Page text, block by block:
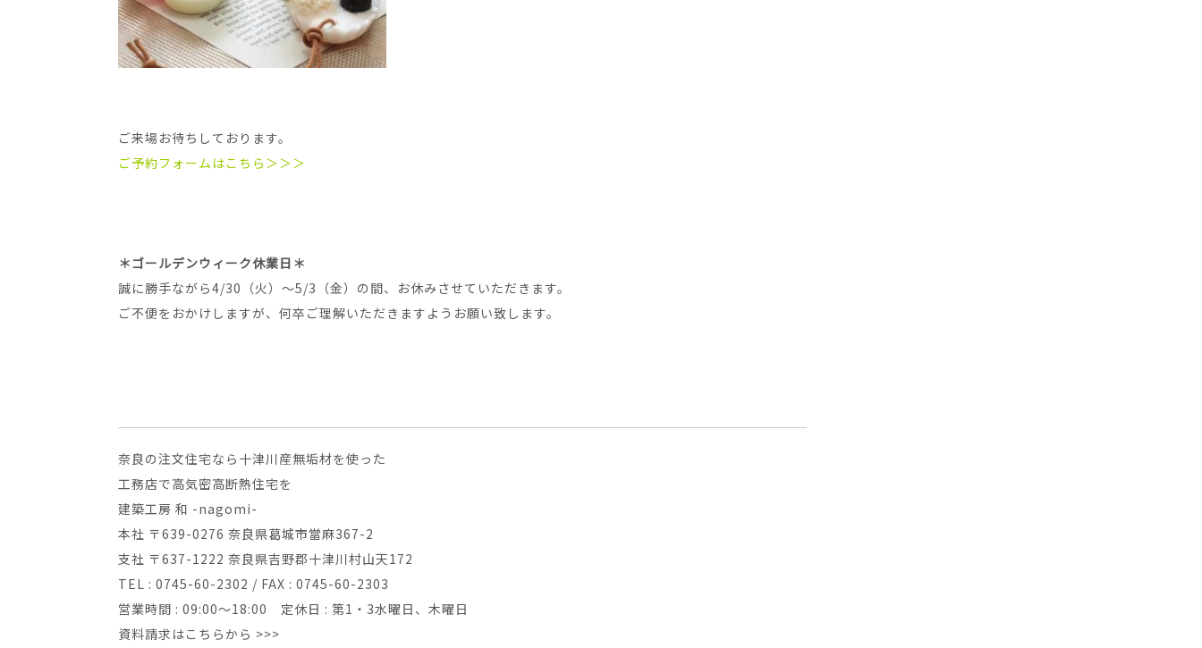
ご来場お待ちしております。
ご予約フォームはこちら＞＞＞
＊ゴールデンウィーク休業日＊
誠に勝手ながら4/30（火）～5/3（金）の間、お休みさせていただきます。
ご不便をおかけしますが、何卒ご理解いただきますようお願い致します。
奈良の注文住宅なら十津川産無垢材を使った
工務店で高気密高断熱住宅を
建築工房 和 -nagomi-
本社 〒639-0276 奈良県葛城市當麻367-2
支社 〒637-1222 奈良県吉野郡十津川村山天172
TEL : 0745-60-2302 / FAX : 0745-60-2303
営業時間 : 09:00～18:00 定休日 : 第1・3水曜日、木曜日
資料請求はこちらから >>>